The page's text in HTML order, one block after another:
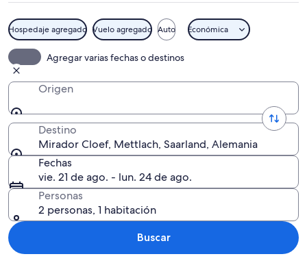
Hospedaje agregado Vuelo agregado Auto Económica
Agregar varias fechas o destinos
Origen
Destino
Mirador Cloef, Mettlach, Saarland, Alemania
Fechas
vie. 21 de ago. - lun. 24 de ago.
Personas
2 personas, 1 habitación
Buscar